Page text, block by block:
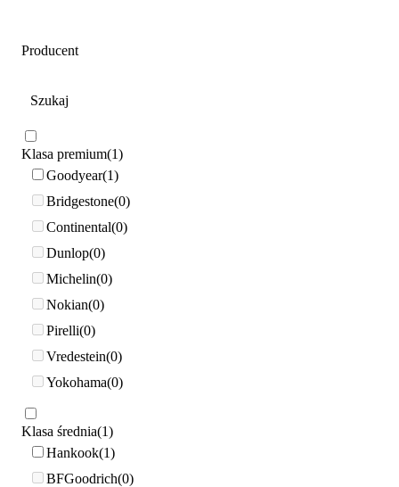
Producent
Klasa premium 1
Goodyear 1
Bridgestone 0
Continental 0
Dunlop 0
Michelin 0
Nokian 0
Pirelli 0
Vredestein 0
Yokohama 0
Klasa średnia 1
Hankook 1
BFGoodrich 0